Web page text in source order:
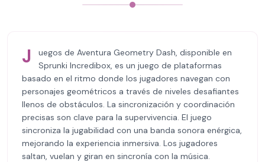
J
uegos de Aventura Geometry Dash, disponible en
Sprunki Incredibox, es un juego de plataformas
basado en el ritmo donde los jugadores navegan con
personajes geométricos a través de niveles desafiantes
llenos de obstáculos. La sincronización y coordinación
precisas son clave para la supervivencia. El juego
sincroniza la jugabilidad con una banda sonora enérgica,
mejorando la experiencia inmersiva. Los jugadores
saltan, vuelan y giran en sincronía con la música.